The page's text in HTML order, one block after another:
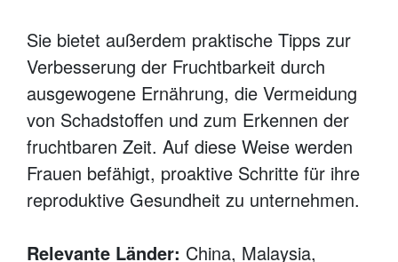
Sie bietet außerdem praktische Tipps zur
Verbesserung der Fruchtbarkeit durch
ausgewogene Ernährung, die Vermeidung
von Schadstoffen und zum Erkennen der
fruchtbaren Zeit. Auf diese Weise werden
Frauen befähigt, proaktive Schritte für ihre
reproduktive Gesundheit zu unternehmen.
Relevante Länder: China, Malaysia,